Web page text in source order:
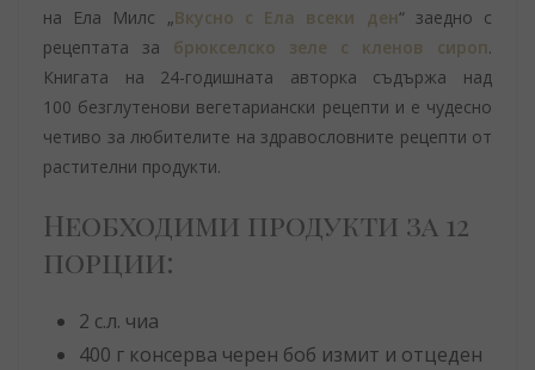
на Ела Милс „Вкусно с Ела всеки ден“ заедно с
рецептата за брюкселско зеле с кленов сироп.
Книгата на 24-годишната авторка съдържа над
100 безглутенови вегетариански рецепти и е чудесно
четиво за любителите на здравословните рецепти от
растителни продукти.
Необходими продукти за 12
порции:
2 с.л. чиа
400 г консерва черен боб измит и отцеден